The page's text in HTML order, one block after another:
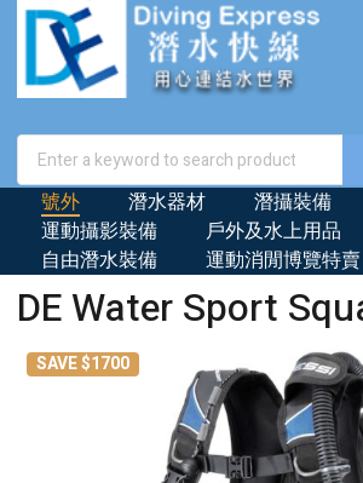
號外 潛水器材
潛攝裝備
運動攝影裝備
戶外及水上用品
自由潛水裝備
運動消閒博覽特賣
DE Water Sport
SAVE $1700